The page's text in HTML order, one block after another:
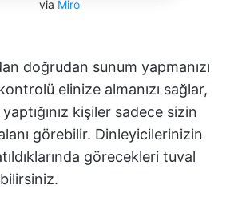
via Miro
doğrudan sunum yapmanızı
elinize almanızı sağlar,
kişiler sadece sizin
görebilir. Dinleyicilerinizin
görecekleri tuval